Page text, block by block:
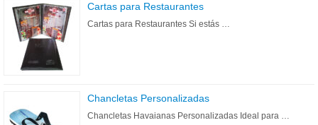
Cartas para Restaurantes
Cartas para Restaurantes Si estás …
Chancletas Personalizadas
Chancletas Havaianas Personalizadas Ideal para …